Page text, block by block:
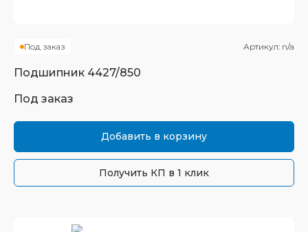
Под заказ Артикул: n/a
Подшипник 4427/850
Под заказ
Добавить в корзину
Получить КП в 1 клик